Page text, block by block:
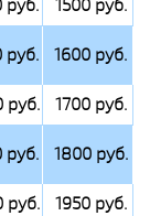
руб. 1600 руб.
руб.
1700 руб.
руб. 1800 руб.
руб.
1950 руб.